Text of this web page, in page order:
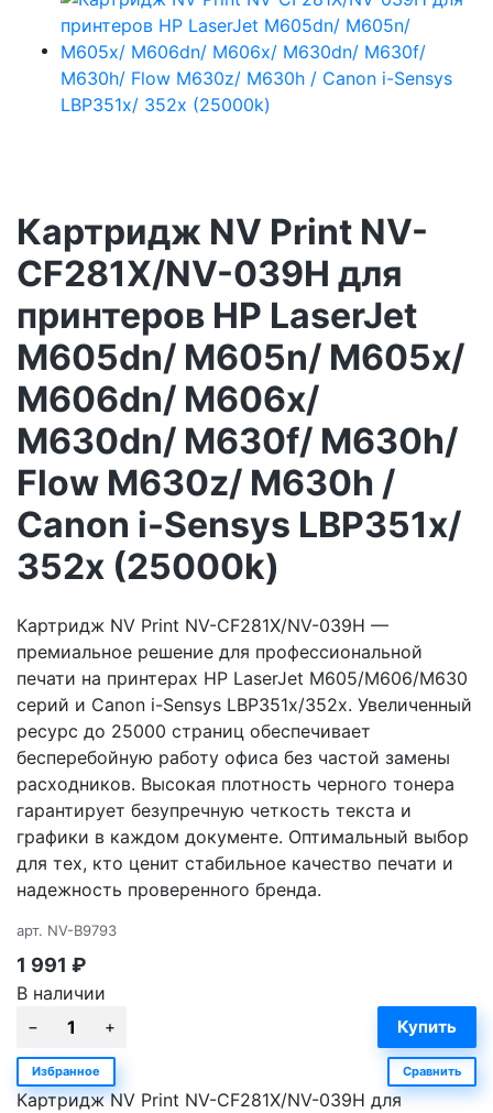
Картридж NV Print NV-
CF281X/NV-039H для
принтеров HP LaserJet
M605dn/ M605n/ M605x/
M606dn/ M606x/
M630dn/ M630f/ M630h/
Flow M630z/ M630h /
Canon i-Sensys LBP351x/
352x (25000k)
Картридж NV Print NV-CF281X/NV-039H —
премиальное решение для профессиональной
печати на принтерах HP LaserJet M605/M606/M630
серий и Canon i-Sensys LBP351x/352x. Увеличенный
ресурс до 25000 страниц обеспечивает
бесперебойную работу офиса без частой замены
расходников. Высокая плотность черного тонера
гарантирует безупречную четкость текста и
графики в каждом документе. Оптимальный выбор
для тех, кто ценит стабильное качество печати и
надежность проверенного бренда.
арт. NV-B9793
1 991 ₽
В наличии
Избранное Сравнить
Картридж NV Print NV-CF281X/NV-039H для